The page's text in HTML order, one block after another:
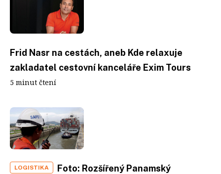
Frid Nasr na cestách, aneb Kde relaxuje
zakladatel cestovní kanceláře Exim Tours
5 minut čtení
LOGISTIKA
Foto: Rozšířený Panamský